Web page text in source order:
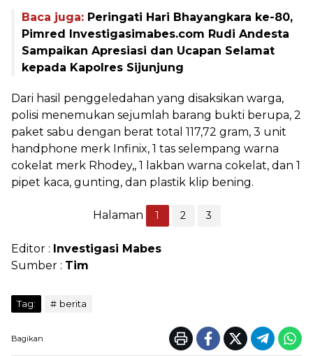
Baca juga: Peringati Hari Bhayangkara ke-80,
Pimred Investigasimabes.com Rudi Andesta
Sampaikan Apresiasi dan Ucapan Selamat
kepada Kapolres Sijunjung
Dari hasil penggeledahan yang disaksikan warga,
polisi menemukan sejumlah barang bukti berupa, 2
paket sabu dengan berat total 117,72 gram, 3 unit
handphone merk Infinix, 1 tas selempang warna
cokelat merk Rhodey,, 1 lakban warna cokelat, dan 1
pipet kaca, gunting, dan plastik klip bening.
Halaman 1 2 3
Editor : Investigasi Mabes
Sumber : Tim
Tag: berita
Bagikan